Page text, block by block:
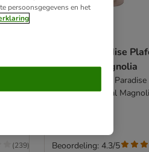
cm,
(239)
Natural Paradise
Krabpaal Magnolia
Crème - Natural Paradise
Plafond Krabpaal
Beoordeling: 4.3/5
persoonsgegevens en het